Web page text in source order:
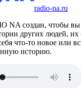
radio-na.ru
NA создан, чтобы вы
других людей, их
что-то новое или
историю.